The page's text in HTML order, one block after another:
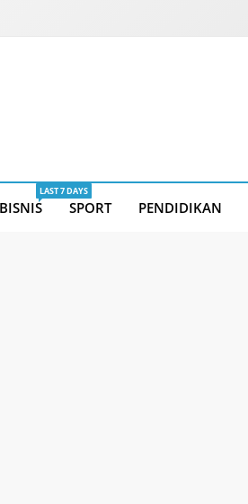
LAST 7 DAYS
SPORT PENDIDIKAN